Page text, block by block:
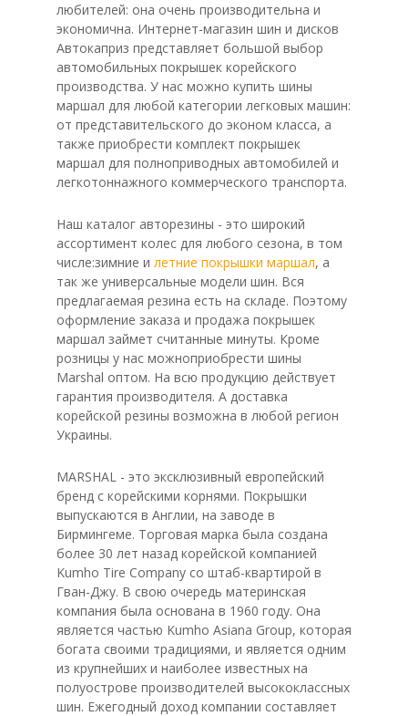
любителей: она очень производительна и
экономична. Интернет-магазин шин и дисков
Автокаприз представляет большой выбор
автомобильных покрышек корейского
производства. У нас можно купить шины
маршал для любой категории легковых машин:
от представительского до эконом класса, а
также приобрести комплект покрышек
маршал для полноприводных автомобилей и
легкотоннажного коммерческого транспорта.
Наш каталог авторезины - это широкий
ассортимент колес для любого сезона, в том
числе:зимние и летние покрышки маршал, а
так же универсальные модели шин. Вся
предлагаемая резина есть на складе. Поэтому
оформление заказа и продажа покрышек
маршал займет считанные минуты. Кроме
розницы у нас можноприобрести шины
Marshal оптом. На всю продукцию действует
гарантия производителя. А доставка
корейской резины возможна в любой регион
Украины.
MARSHAL - это эксклюзивный европейский
бренд с корейскими корнями. Покрышки
выпускаются в Англии, на заводе в
Бирмингеме. Торговая марка была создана
более 30 лет назад корейской компанией
Kumho Tire Company со штаб-квартирой в
Гван-Джу. В свою очередь материнская
компания была основана в 1960 году. Она
является частью Kumho Asiana Group, которая
богата своими традициями, и является одним
из крупнейших и наиболее известных на
полуострове производителей высококлассных
шин. Ежегодный доход компании составляет